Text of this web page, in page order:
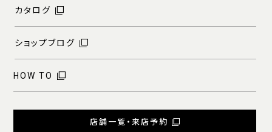
カタログ
ショップブログ
HOW TO
店舗一覧・来店予約